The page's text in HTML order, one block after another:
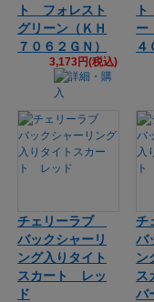
ト フォレスト
グリーン（ＫＨ
７０６２ＧＮ）
3,173円(税込)
ー
４
チェリーラブ
バックシャーリ
ング入りタイト
スカート レッ
ド
チ
バ
ン
ス
バ